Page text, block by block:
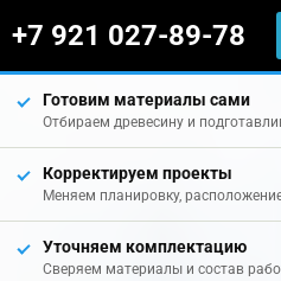
+7 921 027-89-78
Готовим материалы сами
Отбираем древесину и
Корректируем проекты
Меняем планировку,
Уточняем комплектацию
Сверяем материалы и состав